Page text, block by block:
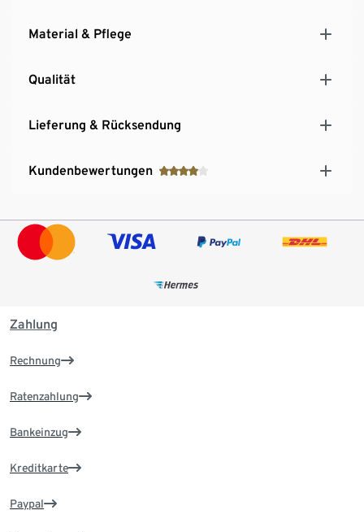
Material & Pflege
Qualität
Lieferung & Rücksendung
Kundenbewertungen
Zahlung
Rechnung
Ratenzahlung
Bankeinzug
Kreditkarte
Paypal